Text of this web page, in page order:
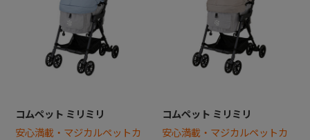
コムペット ミリミリ
安心満載・マジカルペットカ
コムペット ミリミリ
安心満載・マジカルペットカ